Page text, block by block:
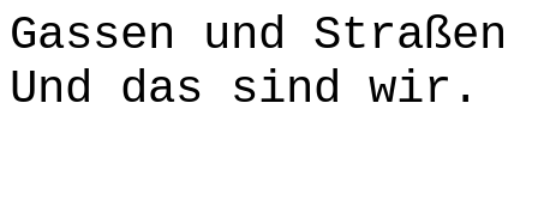
Gassen und Straßen
Und das sind wir.